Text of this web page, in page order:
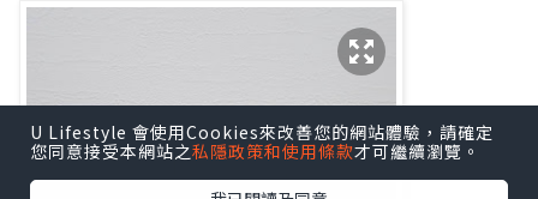
U Lifestyle 會使用Cookies來改善您的網站體驗，請確定
您同意接受本網站之私隱政策和使用條款才可繼續瀏覽。